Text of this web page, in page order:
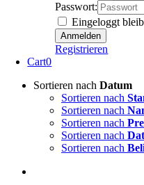
Passwort:
Eingeloggt
Registrieren
Cart0
Sortieren nach Datum
Sortieren nach
Sortieren nach
Sortieren nach
Sortieren nach
Sortieren nach